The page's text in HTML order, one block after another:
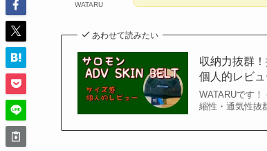
WATARU
あわせて読みたい
収納力抜群
個人的レビュ
WATARUです
縮性・通気性抜